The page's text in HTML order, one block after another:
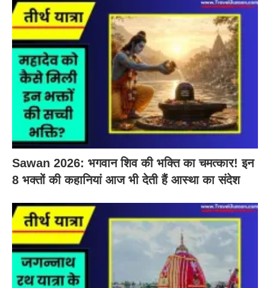
Sawan 2026: भगवान शिव की भक्ति का चमत्कार! इन
8 भक्तों की कहानियां आज भी देती हैं आस्था का संदेश